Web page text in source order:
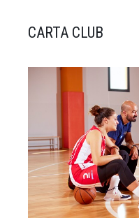
CARTA CLUB